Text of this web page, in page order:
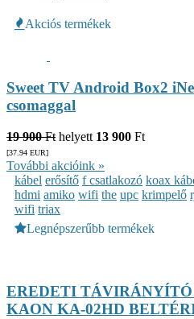
Akciós termékek
Sweet TV Android Box2
csomaggal
19 900 Ft helyett 13 900 Ft
[37.94 EUR]
További akcióink »
kábel erősítő f csatlakozó koax
hdmi amiko wifi the upc krimpelő
wifi triax
Legnépszerűbb termékek
EREDETI
KAON KA-02HD